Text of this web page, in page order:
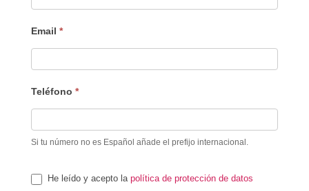
Email *
Teléfono *
Si tu número no es Español añade el prefijo internacional.
He leído y acepto la política de protección de datos